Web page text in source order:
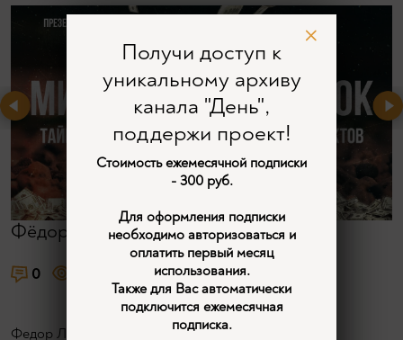
Фёдор Лисицын
0
Федор Лисицын представляет книгу Роберта Стэнли
Получи доступ к
уникальному архиву
канала "День",
поддержи проект!
Стоимость ежемесячной подписки
- 300 руб.
Для оформления подписки
необходимо авторизоваться и
оплатить первый месяц
использования.
Также для Вас автоматически
подключится ежемесячная
подписка.